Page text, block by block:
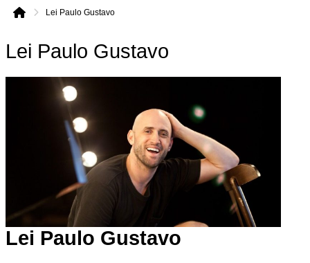
Início
Lei Paulo Gustavo
Lei Paulo Gustavo
Lei Paulo Gustavo